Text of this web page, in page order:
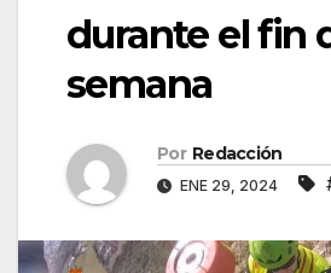
durante el fin
semana
Por Redacción
ENE 29, 2024